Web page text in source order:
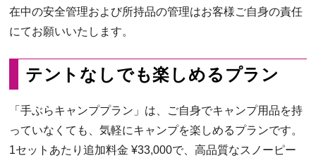
在中の安全管理および所持品の管理はお客様ご自身の責任
にてお願いいたします。
テントなしでも楽しめるプラン
「手ぶらキャンププラン」は、ご自身でキャンプ用品を持
っていなくても、気軽にキャンプを楽しめるプランです。
1セットあたり追加料金 ¥33,000で、高品質なスノーピー